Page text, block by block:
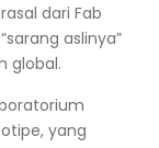
dari Fab
aslinya”
global.
yang